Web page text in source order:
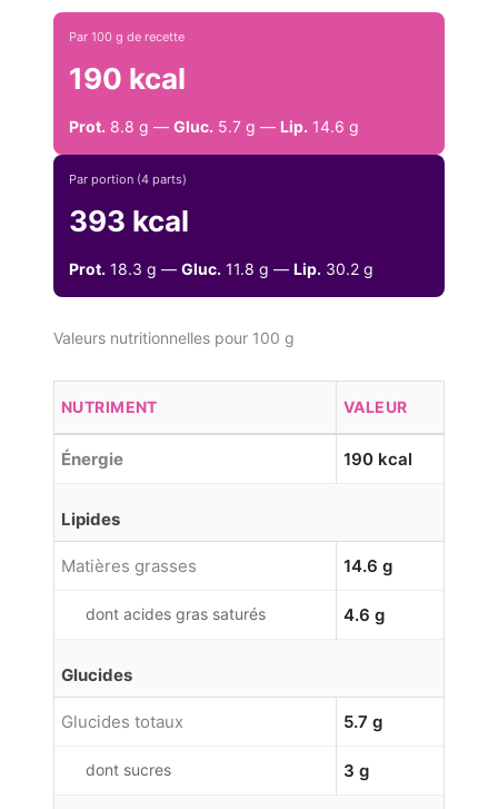
Par 100 g de recette
190 kcal
Prot. 8.8 g — Gluc. 5.7 g — Lip. 14.6 g
Par portion (4 parts)
393 kcal
Prot. 18.3 g — Gluc. 11.8 g — Lip. 30.2 g
Valeurs nutritionnelles pour 100 g
NUTRIMENT VALEUR
Énergie 190 kcal
Lipides
Matières grasses 14.6 g
dont acides gras saturés 4.6 g
Glucides
Glucides totaux 5.7 g
dont sucres 3 g